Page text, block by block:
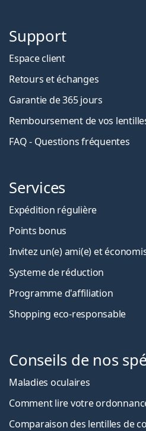
Support
Espace client
Retours et échanges
Garantie de 365 jours
Remboursement de vos
FAQ - Questions fréquentes
Services
Expédition régulière
Points bonus
Invitez un(e) ami(e) et
Systeme de réduction
Programme d'affiliation
Shopping eco-responsable
Conseils de nos
Maladies oculaires
Comment lire votre
Comparaison des lentilles de